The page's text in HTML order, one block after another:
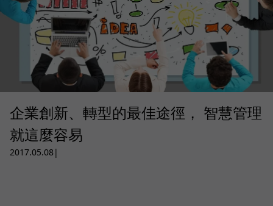
企業創新、轉型的最佳途徑， 智慧管理
就這麼容易
2017.05.08|